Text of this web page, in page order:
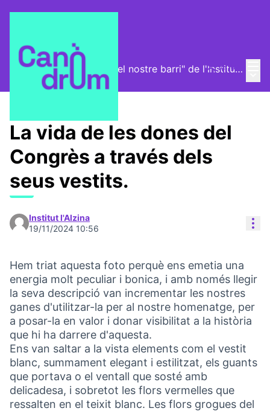
EntraExposició "La història del nostre barri" de l'Institut l'Alzina
🧩 / Exposició
La vida de les dones del
Congrès a través dels
seus vestits.
Institut l'Alzina
19/11/2024 10:56
Hem triat aquesta foto perquè ens emetia una
energia molt peculiar i bonica, i amb només llegir
la seva descripció van incrementar les nostres
ganes d'utilitzar-la per al nostre homenatge, per
a posar-la en valor i donar visibilitat a la història
que hi ha darrere d'aquesta.
Ens van saltar a la vista elements com el vestit
blanc, summament elegant i estilitzat, els guants
que portava o el ventall que sosté amb
delicadesa, i sobretot les flors vermelles que
ressalten en el teixit blanc. Les flors grogues del